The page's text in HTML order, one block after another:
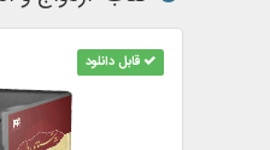
قابل دانلود